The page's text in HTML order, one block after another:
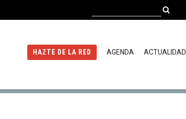
HAZTE DE LA RED AGENDA ACTUALIDAD